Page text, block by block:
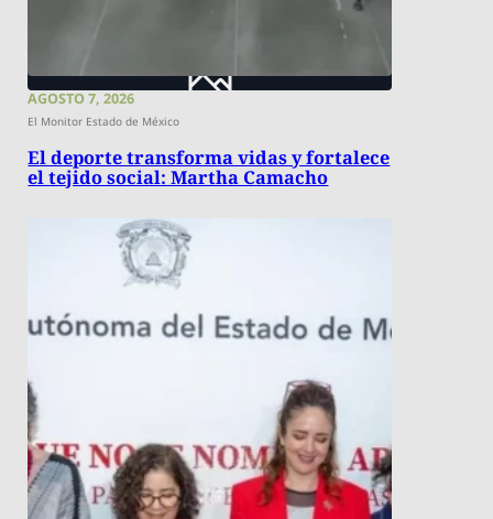
AGOSTO 7, 2026
El Monitor Estado de México
El deporte transforma vidas y fortalece
el tejido social: Martha Camacho